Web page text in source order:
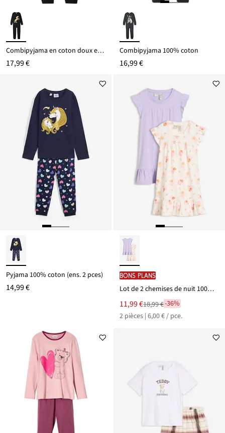
Combipyjama en coton doux et extensible
17,99 €
Combipyjama 100% coton
16,99 €
Pyjama 100% coton (ens. 2 pces)
14,99 €
BONS PLANS
Lot de 2 chemises de nuit 100% coton
Le
nouveau
prix
11,99 €
Remise
à
18,99 €-36%
2 pièces | 6,00 € / pce.